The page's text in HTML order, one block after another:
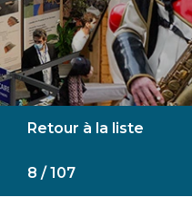
Retour à la liste
8 / 107